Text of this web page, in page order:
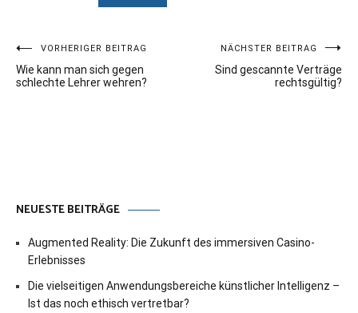
Beitragsnavigation
VORHERIGER BEITRAG
Wie kann man sich gegen
schlechte Lehrer wehren?
NÄCHSTER BEITRAG
Sind gescannte Verträge
rechtsgültig?
NEUESTE BEITRÄGE
Augmented Reality: Die Zukunft des immersiven Casino-
Erlebnisses
Die vielseitigen Anwendungsbereiche künstlicher Intelligenz –
Ist das noch ethisch vertretbar?